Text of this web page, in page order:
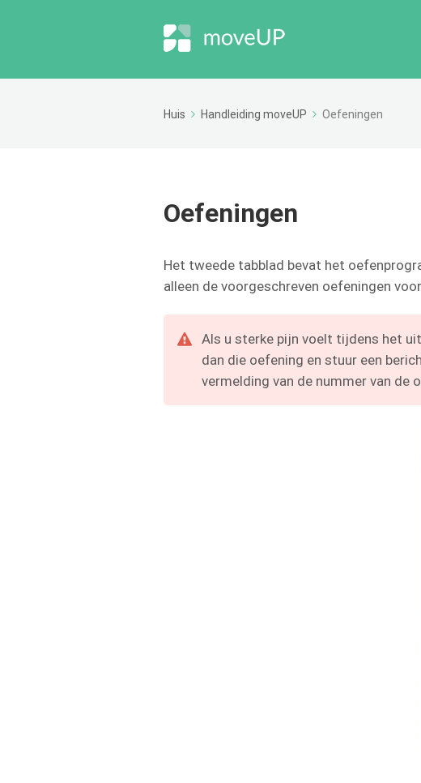
Huis Handleiding moveUP Oefeningen
Oefeningen
Het tweede tabblad bevat het
alleen de voorgeschreven oefeningen
Als u sterke pijn voelt tijdens het
dan die oefening en stuur een
vermelding van de nummer van de